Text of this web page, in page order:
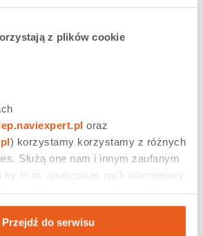
z plików cookie
) korzystamy korzystamy z różnych
Służą one nam i innym zaufanym
by m.in. analizować ruch internetowy
stronach internetowych. Więcej
w naszej polityce prywatności
Przejdź do serwisu
– czy musisz ich
o znakach – pułapkach. Tym razem
drogowych, które są zniszczone,
przez obowiązujące przepisy.